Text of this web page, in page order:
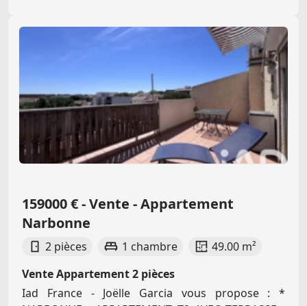
159000 € - Vente - Appartement
Narbonne
2 pièces 1 chambre
49.00 m²
Vente Appartement 2 pièces
Iad France - Joëlle Garcia vous propose : *